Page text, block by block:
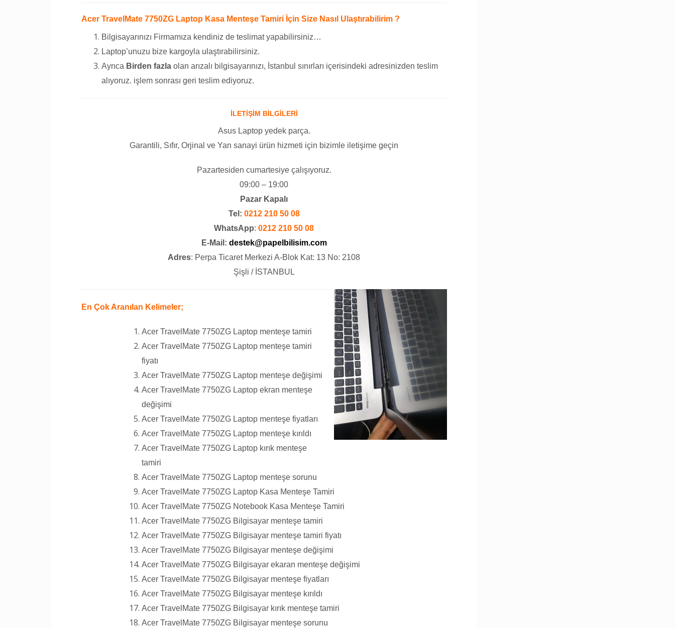
Acer TravelMate 7750ZG Laptop Kasa Menteşe Tamiri İçin Size Nasıl Ulaştırabilirim ?
Bilgisayarınızı Firmamıza kendiniz de teslimat yapabilirsiniz…
Laptop’unuzu bize kargoyla ulaştırabilirsiniz.
Ayrıca Birden fazla olan arızalı bilgisayarınızı, İstanbul sınırları içerisindeki adresinizden teslim
alıyoruz. işlem sonrası geri teslim ediyoruz.
İLETİŞİM BİLGİLERİ
Asus Laptop yedek parça.
Garantili, Sıfır, Orjinal ve Yan sanayi ürün hizmeti için bizimle iletişime geçin
Pazartesiden cumartesiye çalışıyoruz.
09:00 – 19:00
Pazar Kapalı
Tel: 0212 210 50 08
WhatsApp:0212 210 50 08
E-Mail: destek@papelbilisim.com
Adres: Perpa Ticaret Merkezi A-Blok Kat: 13 No: 2108
Şişli / İSTANBUL
En Çok Aranılan Kelimeler;
Acer TravelMate 7750ZG Laptop menteşe tamiri
Acer TravelMate 7750ZG Laptop menteşe tamiri
fiyatı
Acer TravelMate 7750ZG Laptop menteşe değişimi
Acer TravelMate 7750ZG Laptop ekran menteşe
değişimi
Acer TravelMate 7750ZG Laptop menteşe fiyatları
Acer TravelMate 7750ZG Laptop menteşe kırıldı
Acer TravelMate 7750ZG Laptop kırık menteşe
tamiri
Acer TravelMate 7750ZG Laptop menteşe sorunu
Acer TravelMate 7750ZG Laptop Kasa Menteşe Tamiri
Acer TravelMate 7750ZG Notebook Kasa Menteşe Tamiri
Acer TravelMate 7750ZG Bilgisayar menteşe tamiri
Acer TravelMate 7750ZG Bilgisayar menteşe tamiri fiyatı
Acer TravelMate 7750ZG Bilgisayar menteşe değişimi
Acer TravelMate 7750ZG Bilgisayar ekaran menteşe değişimi
Acer TravelMate 7750ZG Bilgisayar menteşe fiyatları
Acer TravelMate 7750ZG Bilgisayar menteşe kırıldı
Acer TravelMate 7750ZG Bilgisayar kırık menteşe tamiri
Acer TravelMate 7750ZG Bilgisayar menteşe sorunu